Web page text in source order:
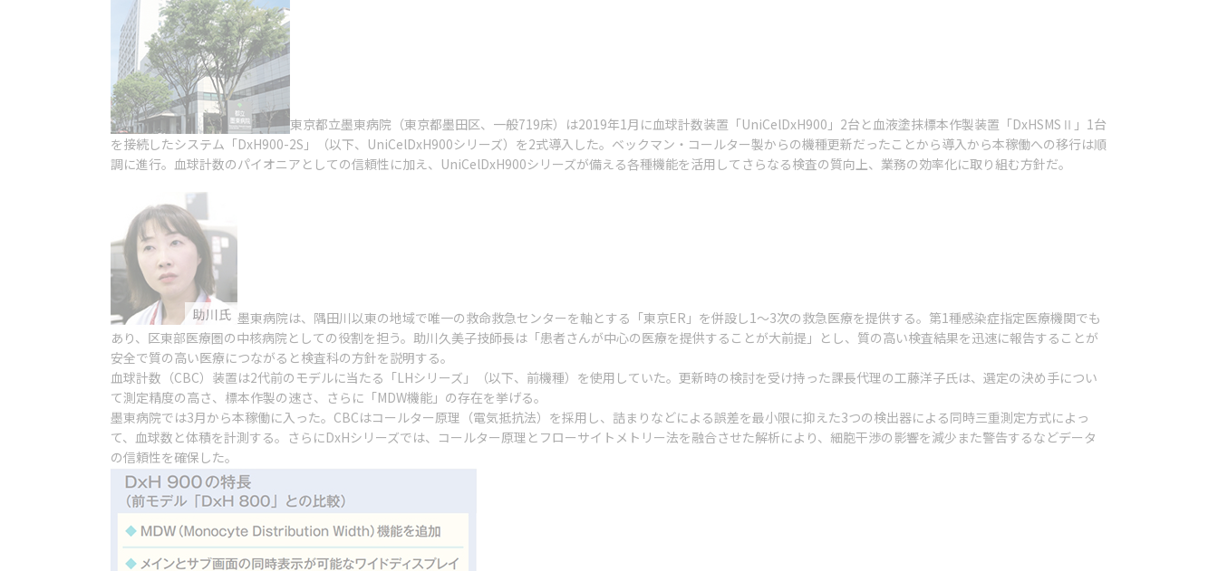
東京都立墨東病院（東京都墨田区、一般719床）は2019年1月に血球計数装置「UniCelDxH900」2台と血液塗抹標本作製装置「DxHSMSⅡ」1台
を接続したシステム「DxH900-2S」（以下、UniCelDxH900シリーズ）を2式導入した。ベックマン・コールター製からの機種更新だったことから導入から本稼働への移行は順
調に進行。血球計数のパイオニアとしての信頼性に加え、UniCelDxH900シリーズが備える各種機能を活用してさらなる検査の質向上、業務の効率化に取り組む方針だ。
墨東病院は、隅田川以東の地域で唯一の救命救急センターを軸とする「東京ER」を併設し1～3次の救急医療を提供する。第1種感染症指定医療機関でも
あり、区東部医療圏の中核病院としての役割を担う。助川久美子技師長は「患者さんが中心の医療を提供することが大前提」とし、質の高い検査結果を迅速に報告することが
安全で質の高い医療につながると検査科の方針を説明する。
血球計数（CBC）装置は2代前のモデルに当たる「LHシリーズ」（以下、前機種）を使用していた。更新時の検討を受け持った課長代理の工藤洋子氏は、選定の決め手につい
て測定精度の高さ、標本作製の速さ、さらに「MDW機能」の存在を挙げる。
墨東病院では3月から本稼働に入った。CBCはコールター原理（電気抵抗法）を採用し、詰まりなどによる誤差を最小限に抑えた3つの検出器による同時三重測定方式によっ
て、血球数と体積を計測する。さらにDxHシリーズでは、コールター原理とフローサイトメトリー法を融合させた解析により、細胞干渉の影響を減少また警告するなどデータ
の信頼性を確保した。